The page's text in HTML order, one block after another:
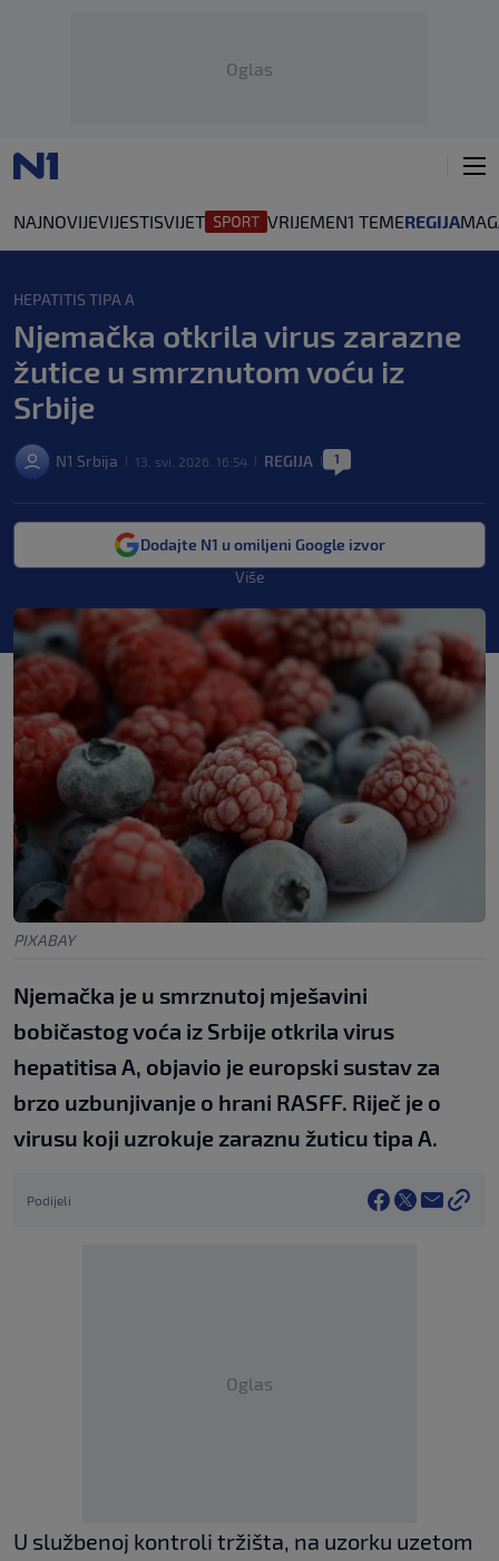
Oglas
NAJNOVIJEVIJESTISVIJET VRIJEMEN1 TEMEREGIJA
HEPATITIS TIPA A
Njemačka otkrila virus zarazne
žutice u smrznutom voću iz
Srbije
N1 Srbija 13. svi. 2026. 16:54 REGIJA 1
Dodajte N1 u omiljeni Google izvor
Više
PIXABAY
Njemačka je u smrznutoj mješavini
bobičastog voća iz Srbije otkrila virus
hepatitisa A, objavio je europski sustav za
brzo uzbunjivanje o hrani RASFF. Riječ je o
virusu koji uzrokuje zaraznu žuticu tipa A.
Podijeli
Oglas
U službenoj kontroli tržišta, na uzorku uzetom